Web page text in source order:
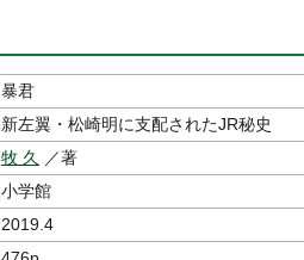
暴君
新左翼・松崎明に支配されたJR秘史
牧 久
／著
小学館
2019.4